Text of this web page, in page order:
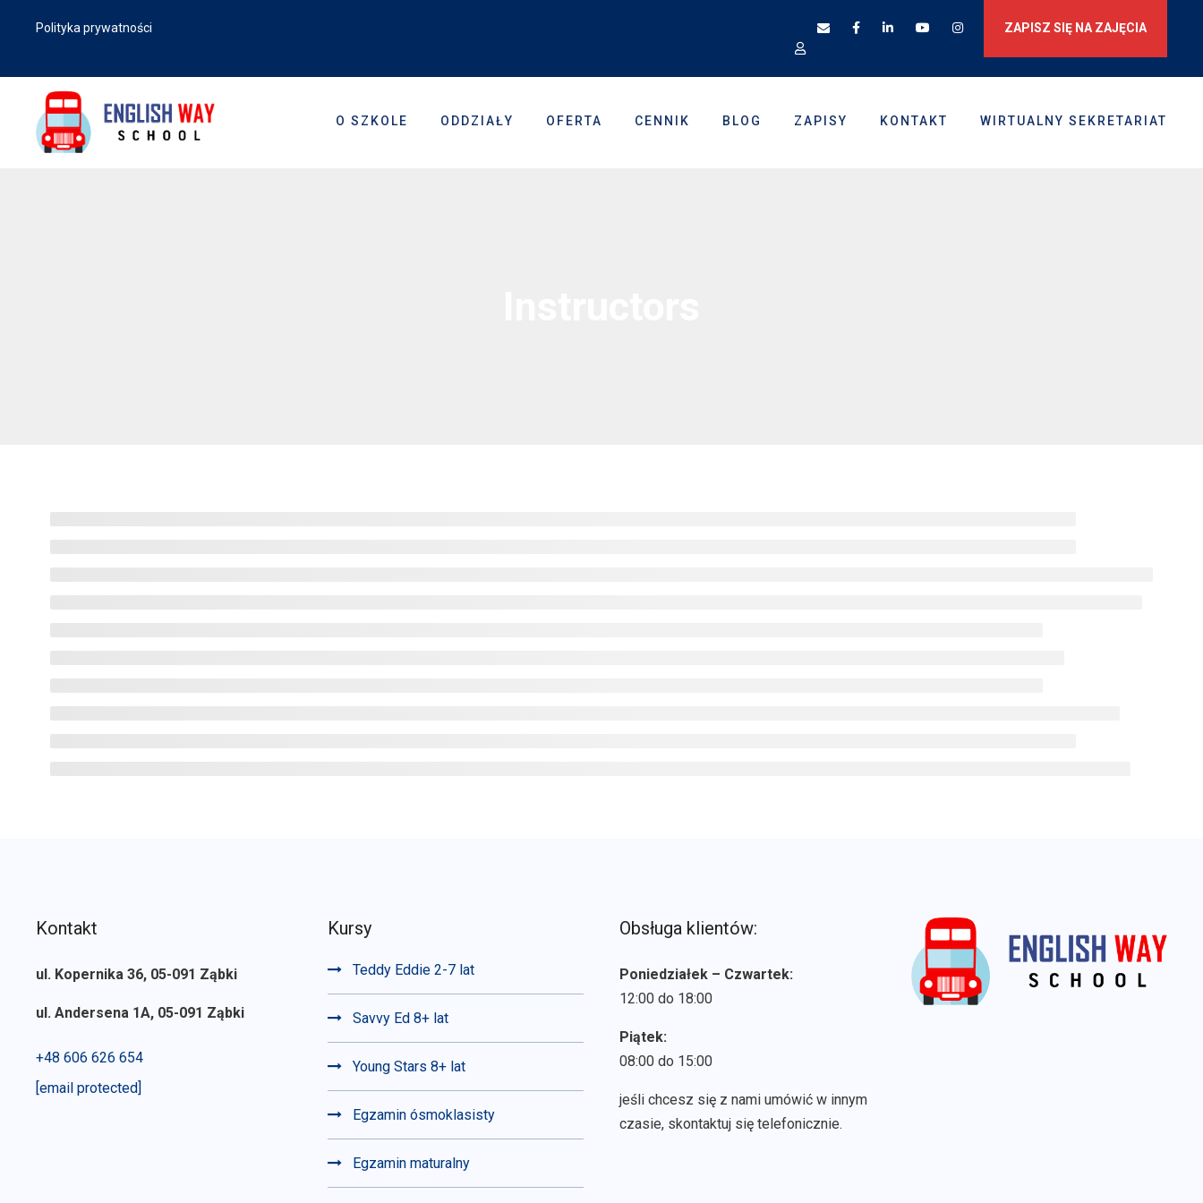
Polityka prywatności ZAPISZ SIĘ NA ZAJĘCIA
O SZKOLE ODDZIAŁY OFERTA CENNIK BLOG ZAPISY KONTAKT WIRTUALNY SEKRETARIAT
Kontakt
ul. Kopernika 36, 05-091 Ząbki
ul. Andersena 1A, 05-091 Ząbki
+48 606 626 654
[email protected]
Kursy
Teddy Eddie 2-7 lat
Savvy Ed 8+ lat
Young Stars 8+ lat
Egzamin ósmoklasisty
Egzamin maturalny
Obsługa klientów:
Poniedziałek – Czwartek:
12:00 do 18:00
Piątek:
08:00 do 15:00
jeśli chcesz się z nami umówić w innym
czasie, skontaktuj się telefonicznie.